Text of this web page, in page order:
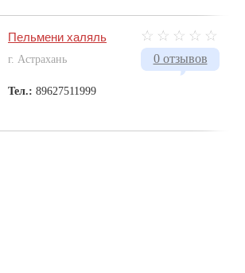
0 отзывов
Пельмени халяль
г. Астрахань
Тел.: 89627511999